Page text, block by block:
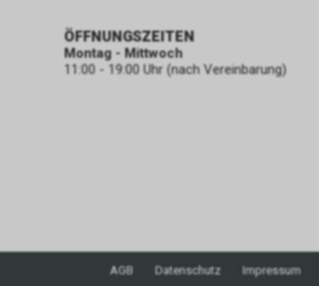
ÖFFNUNGSZEITEN
Montag - Mittwoch
11:00 - 19:00 Uhr (nach Vereinbarung)
AGB Datenschutz Impressum